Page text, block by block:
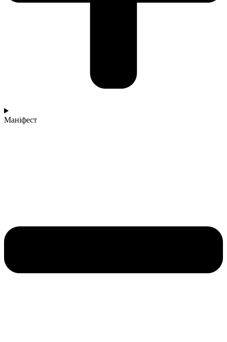
Маніфест